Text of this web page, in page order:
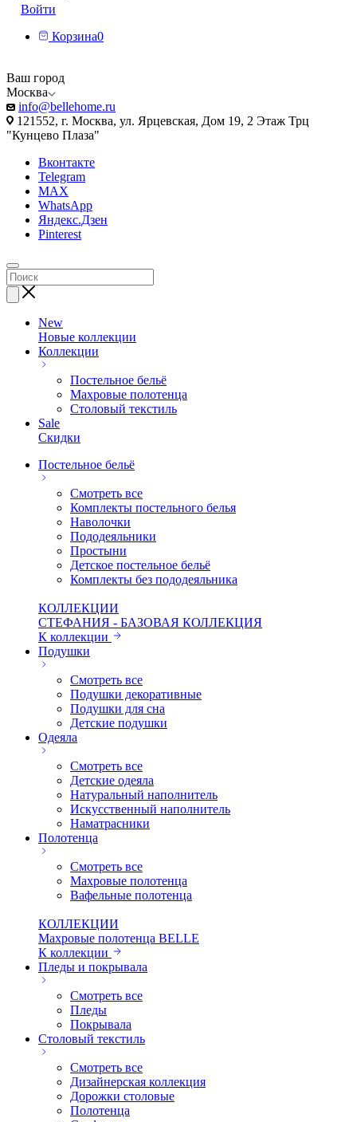
Войти
Корзина0
Ваш город
Москва
info@bellehome.ru
121552, г. Москва, ул. Ярцевская, Дом 19, 2 Этаж Трц
"Кунцево Плаза"
Вконтакте
Telegram
MAX
WhatsApp
Яндекс.Дзен
Pinterest
New
Новые коллекции
Коллекции
Постельное бельё
Махровые полотенца
Столовый текстиль
Sale
Скидки
Постельное бельё
Смотреть все
Комплекты постельного белья
Наволочки
Пододеяльники
Простыни
Детское постельное бельё
Комплекты без пододеяльника
КОЛЛЕКЦИИ
СТЕФАНИЯ - БАЗОВАЯ КОЛЛЕКЦИЯ
К коллекции
Подушки
Смотреть все
Подушки декоративные
Подушки для сна
Детские подушки
Одеяла
Смотреть все
Детские одеяла
Натуральный наполнитель
Искуcственный наполнитель
Наматрасники
Полотенца
Смотреть все
Махровые полотенца
Вафельные полотенца
КОЛЛЕКЦИИ
Махровые полотенца BELLE
К коллекции
Пледы и покрывала
Смотреть все
Пледы
Покрывала
Столовый текстиль
Смотреть все
Дизайнерская коллекция
Дорожки столовые
Полотенца